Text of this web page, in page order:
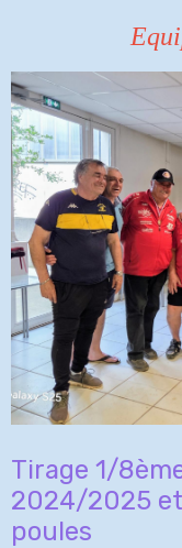
Tirage 1/
2024/2025
poules